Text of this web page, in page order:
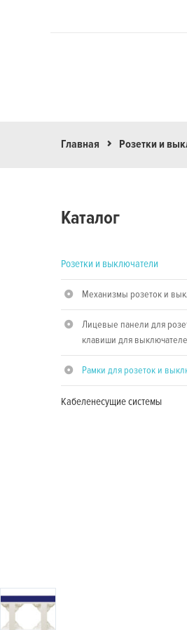
Главная Розетки и
Каталог
Розетки и выключатели
Механизмы розеток и
Лицевые панели для
клавиши для
Рамки для розеток и
Кабеленесущие системы